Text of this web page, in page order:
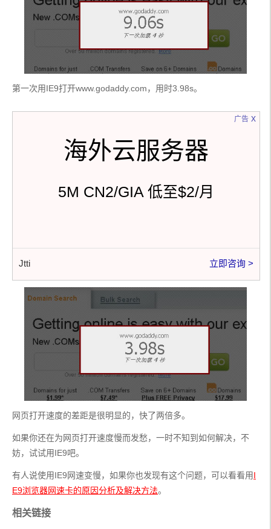
第一次用IE9打开www.godaddy.com，用时3.98s。
广告
海外云服务器
5M CN2/GIA 低至$2/月
Jtti 立即咨询 >
x
网页打开速度的差距是很明显的，快了两倍多。
如果你还在为网页打开速度慢而发愁，一时不知到如何解决，不
妨，试试用IE9吧。
有人说使用IE9网速变慢，如果你也发现有这个问题，可以看看用I
E9浏览器网速卡的原因分析及解决方法。
相关链接